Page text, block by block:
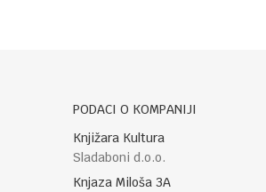
PODACI O KOMPANIJI
Knjižara Kultura
Sladaboni d.o.o.
Knjaza Miloša 3A